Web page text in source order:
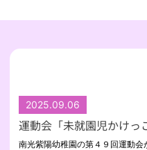
2025.09.06
運動会「未就園児かけっ
南光紫陽幼稚園の第４９回運動